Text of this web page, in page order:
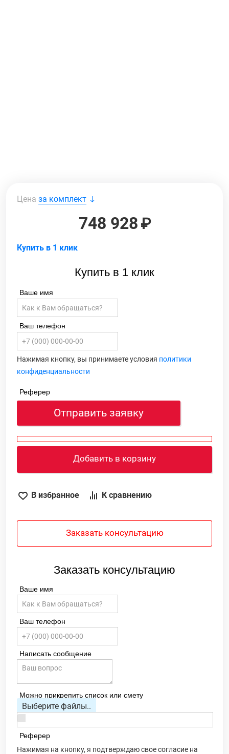
Ценаза комплект
748 928
Купить в 1 клик
Купить в 1 клик
Ваше имя
Ваш телефон
Нажимая кнопку, вы принимаете условия политики
конфиденциальности
Реферер
Отправить заявку
Добавить в корзину
В избранное К сравнению
Заказать консультацию
Заказать консультацию
Ваше имя
Ваш телефон
Написать сообщение
Можно прикрепить список или смету
Выберите файлы..
Реферер
Нажимая на кнопку, я подтверждаю свое согласие на